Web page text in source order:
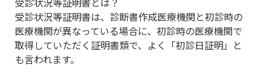
受診状況等証明書は、診断書作成医療機関と初診時の
医療機関が異なっている場合に、初診時の医療機関で
取得していただく証明書類で、よく「初診日証明」と
も言われます。